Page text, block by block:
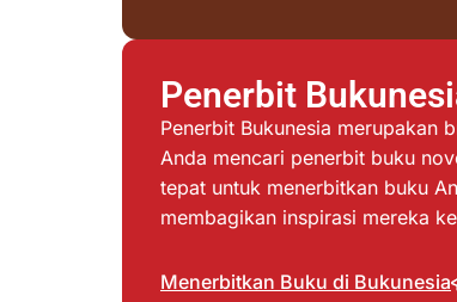
Penerbit
Penerbit Bukunesia merupakan
Anda mencari penerbit buku
tepat untuk menerbitkan buku
membagikan inspirasi mereka
Menerbitkan Buku di Bukunesia